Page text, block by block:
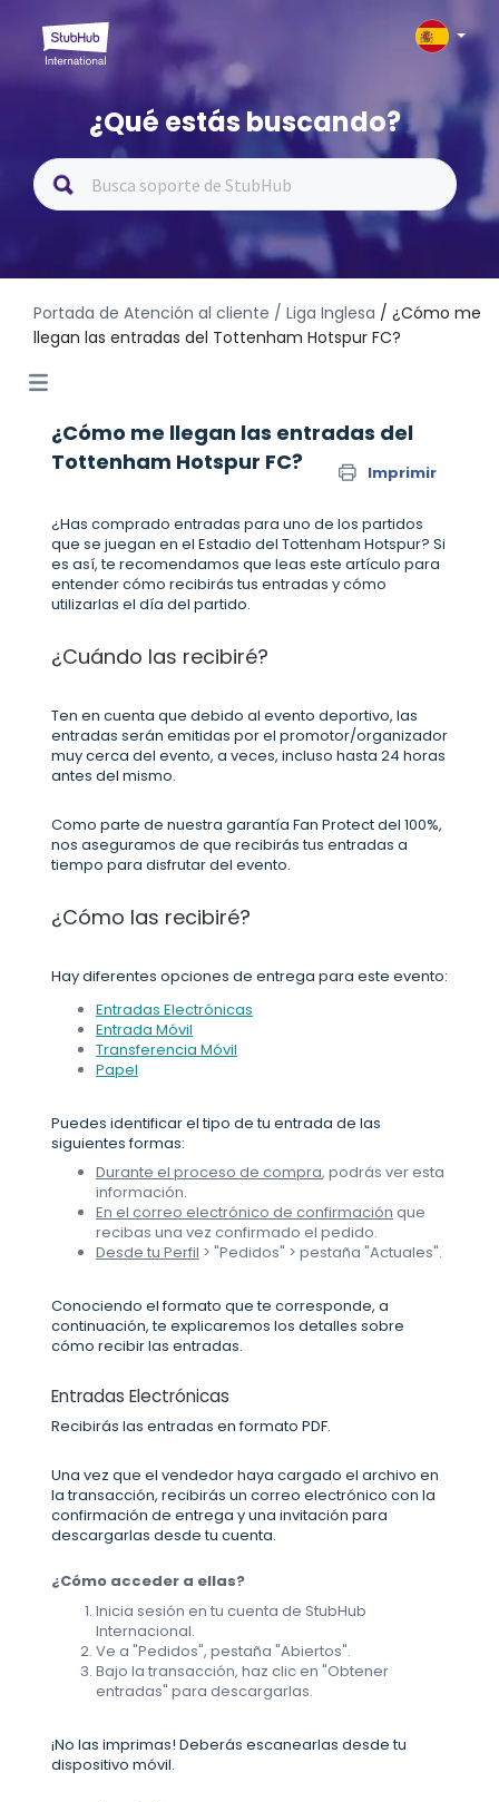
¿Qué estás buscando?
Portada de Atención al cliente / Liga Inglesa / ¿Cómo me
llegan las entradas del Tottenham Hotspur FC?
¿Cómo me llegan las entradas del
Tottenham Hotspur FC?
Imprimir
¿Has comprado entradas para uno de los partidos
que se juegan en el Estadio del Tottenham Hotspur? Si
es así, te recomendamos que leas este artículo para
entender cómo recibirás tus entradas y cómo
utilizarlas el día del partido.
¿Cuándo las recibiré?
Ten en cuenta que debido al evento deportivo, las
entradas serán emitidas por el promotor/organizador
muy cerca del evento, a veces, incluso hasta 24 horas
antes del mismo.
Como parte de nuestra garantía Fan Protect del 100%,
nos aseguramos de que recibirás tus entradas a
tiempo para disfrutar del evento.
¿Cómo las recibiré?
Hay diferentes opciones de entrega para este evento:
Entradas Electrónicas
Entrada Móvil
Transferencia Móvil
Papel
Puedes identificar el tipo de tu entrada de las
siguientes formas:
Durante el proceso de compra, podrás ver esta
información.
En el correo electrónico de confirmación que
recibas una vez confirmado el pedido.
Desde tu Perfil > "Pedidos" > pestaña "Actuales".
Conociendo el formato que te corresponde, a
continuación, te explicaremos los detalles sobre
cómo recibir las entradas.
Entradas Electrónicas
Recibirás las entradas en formato PDF.
Una vez que el vendedor haya cargado el archivo en
la transacción, recibirás un correo electrónico con la
confirmación de entrega y una invitación para
descargarlas desde tu cuenta.
¿Cómo acceder a ellas?
Inicia sesión en tu cuenta de StubHub
Internacional.
Ve a "Pedidos", pestaña "Abiertos".
Bajo la transacción, haz clic en "Obtener
entradas" para descargarlas.
¡No las imprimas! Deberás escanearlas desde tu
dispositivo móvil.